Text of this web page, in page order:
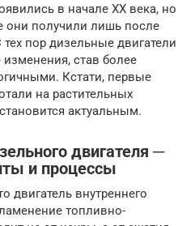
в начале XX века, но
они получили лишь после
пор дизельные двигатели
став более
Кстати, первые
на растительных
актуальным.
двигателя ─
и процессы
двигатель внутреннего
топливно-